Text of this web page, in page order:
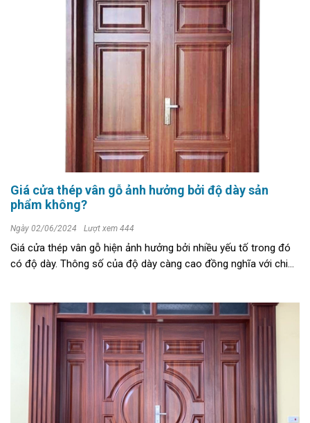
Giá cửa thép vân gỗ ảnh hưởng bởi độ dày sản
phẩm không?
Ngày 02/06/2024 Lượt xem 444
Giá cửa thép vân gỗ hiện ảnh hưởng bởi nhiều yếu tố trong đó
có độ dày. Thông số của độ dày càng cao đồng nghĩa với chi